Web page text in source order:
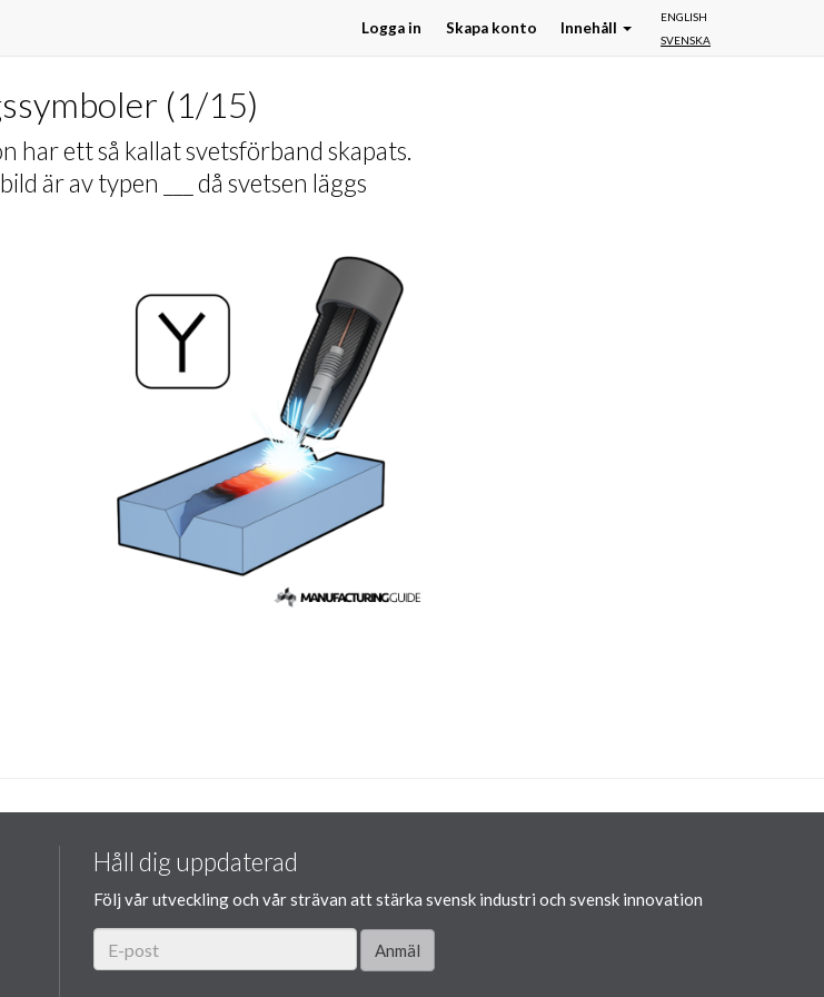
ENGLISH
SVENSKA
Logga in Skapa konto Innehåll
(1/15)
har ett så kallat svetsförband skapats.
är av typen ___ då svetsen läggs
Håll dig uppdaterad
Följ vår utveckling och vår strävan att stärka svensk industri och svensk innovation
Anmäl